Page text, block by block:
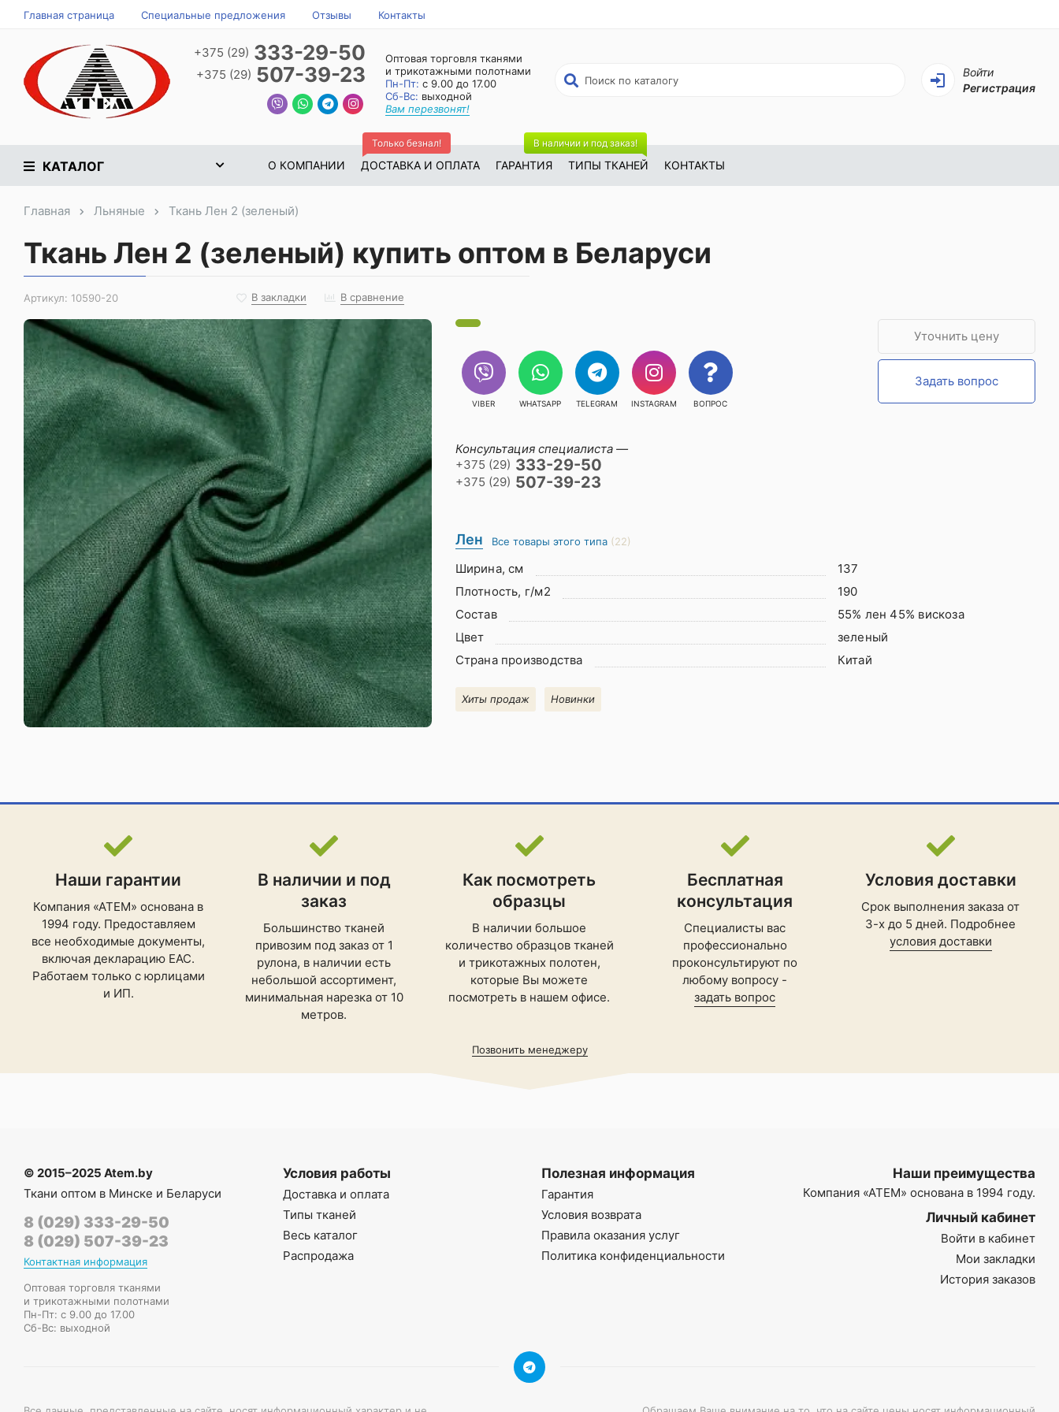
Главная страница Специальные предложения Отзывы Контакты
+375 (29) 333-29-50
+375 (29) 507-39-23
Оптовая торговля тканями
и трикотажными полотнами
Пн-Пт: с 9.00 до 17.00
Сб-Вс: выходной
Вам перезвонят!
Войти
Регистрация
КАТАЛОГ О КОМПАНИИ ДОСТАВКА И ОПЛАТА
Только безнал!
ГАРАНТИЯ ТИПЫ ТКАНЕЙ
В наличии и под заказ!
КОНТАКТЫ
Главная Льняные Ткань Лен 2 (зеленый)
Ткань Лен 2 (зеленый) купить оптом в Беларуси
Артикул: 10590-20 В закладки В сравнение
VIBER WHATSAPP TELEGRAM INSTAGRAM ВОПРОС
Консультация специалиста —
+375 (29) 333-29-50
+375 (29) 507-39-23
Уточнить цену
Задать вопрос
Лен Все товары этого типа (22)
Ширина, см
137
Плотность, г/м2
190
Состав
55% лен 45% вискоза
Цвет
зеленый
Страна производства
Китай
Хиты продаж Новинки
Наши гарантии
Компания «АТЕМ» основана в
1994 году. Предоставляем
все необходимые документы,
включая декларацию ЕАС.
Работаем только с юрлицами
и ИП.
В наличии и под
заказ
Большинство тканей
привозим под заказ от 1
рулона, в наличии есть
небольшой ассортимент,
минимальная нарезка от 10
метров.
Как посмотреть
образцы
В наличии большое
количество образцов тканей
и трикотажных полотен,
которые Вы можете
посмотреть в нашем офисе.
Бесплатная
консультация
Специалисты вас
профессионально
проконсультируют по
любому вопросу -
задать вопрос
Условия доставки
Срок выполнения заказа от
3-х до 5 дней. Подробнее
условия доставки
Позвонить менеджеру
© 2015–2025 Atem.by
Ткани оптом в Минске и Беларуси
8 (029) 333-29-50
8 (029) 507-39-23
Контактная информация
Оптовая торговля тканями
и трикотажными полотнами
Пн-Пт: с 9.00 до 17.00
Сб-Вс: выходной
Условия работы
Доставка и оплата
Типы тканей
Весь каталог
Распродажа
Полезная информация
Гарантия
Условия возврата
Правила оказания услуг
Политика конфиденциальности
Наши преимущества
Компания «АТЕМ» основана в 1994 году.
Личный кабинет
Войти в кабинет
Мои закладки
История заказов